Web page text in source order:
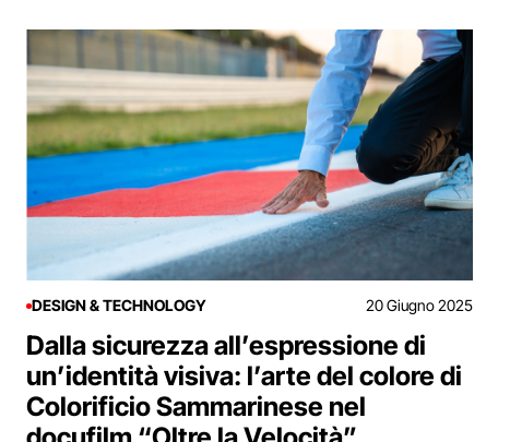
DESIGN & TECHNOLOGY 20 Giugno 2025
Dalla sicurezza all’espressione di
un’identità visiva: l’arte del colore di
Colorificio Sammarinese nel